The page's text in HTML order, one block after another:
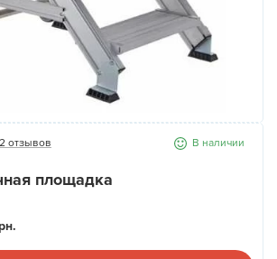
Акции
отзывов В наличии
площадка